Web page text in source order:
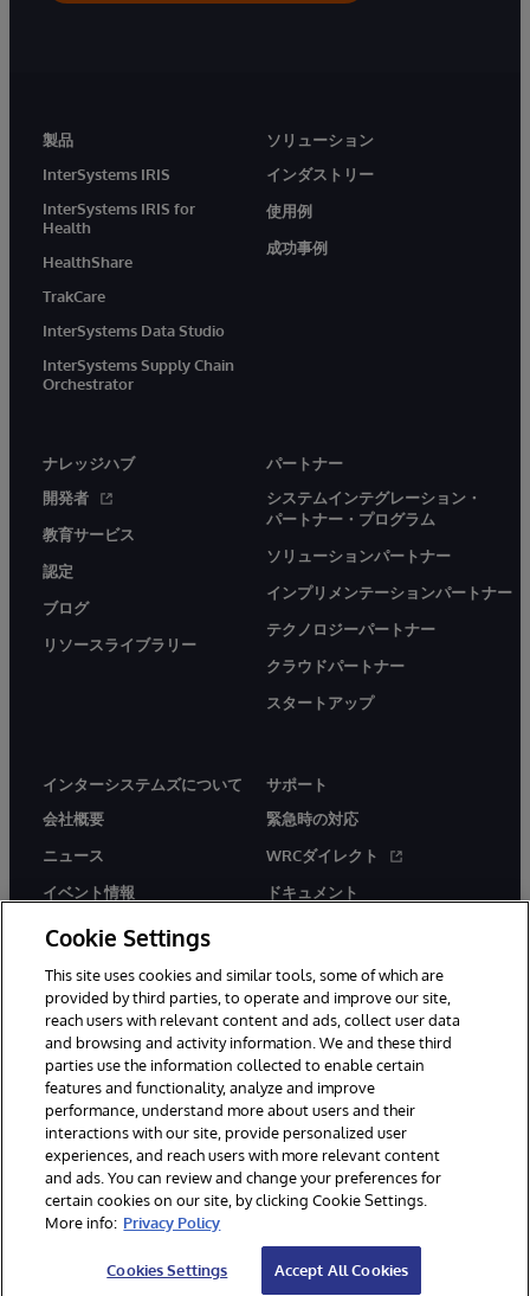
製品
InterSystems IRIS
InterSystems IRIS for
Health
HealthShare
TrakCare
InterSystems Data Studio
InterSystems Supply Chain
Orchestrator
ソリューション
インダストリー
使用例
成功事例
ナレッジハブ
開発者
教育サービス
認定
ブログ
リソースライブラリー
パートナー
システムインテグレーション・
パートナー・プログラム
ソリューションパートナー
インプリメンテーションパートナー
テクノロジーパートナー
クラウドパートナー
スタートアップ
インターシステムズについて
会社概要
ニュース
イベント情報
採用情報
サポート
緊急時の対応
WRCダイレクト
ドキュメント
© 1996-2026Y InterSystems Corporation, Boston, MA. All Rights
Reserved.
お知らせ／ご利用規約
プライバシーステートメント
保証について
アクセシビリティ
Cookie Settings
This site uses cookies and similar tools, some of which are
provided by third parties, to operate and improve our site,
reach users with relevant content and ads, collect user data
and browsing and activity information. We and these third
parties use the information collected to enable certain
features and functionality, analyze and improve
performance, understand more about users and their
interactions with our site, provide personalized user
experiences, and reach users with more relevant content
and ads. You can review and change your preferences for
certain cookies on our site, by clicking Cookie Settings.
More info: Privacy Policy
Cookies Settings Accept All Cookies